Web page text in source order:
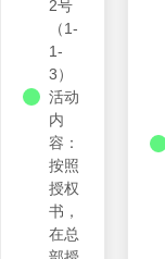
2号
（1-
1-
3）
活动
内
容：
按照
授权
书，
在总